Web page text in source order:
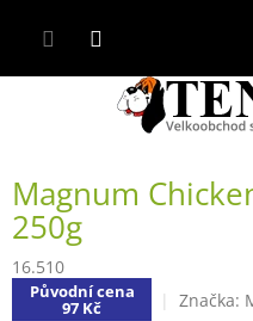
Magnum
250g
16.510
Původní cena
97 Kč Značka: